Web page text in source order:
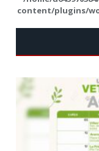
content/plugins/